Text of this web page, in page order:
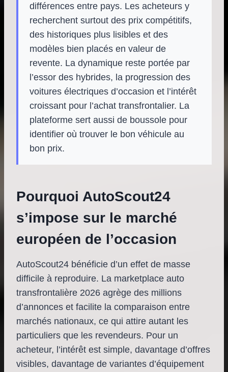
différences entre pays. Les acheteurs y
recherchent surtout des prix compétitifs,
des historiques plus lisibles et des
modèles bien placés en valeur de
revente. La dynamique reste portée par
l’essor des hybrides, la progression des
voitures électriques d’occasion et l’intérêt
croissant pour l’achat transfrontalier. La
plateforme sert aussi de boussole pour
identifier où trouver le bon véhicule au
bon prix.
Pourquoi AutoScout24
s’impose sur le marché
européen de l’occasion
AutoScout24 bénéficie d’un effet de masse
difficile à reproduire. La marketplace auto
transfrontalière 2026 agrège des millions
d’annonces et facilite la comparaison entre
marchés nationaux, ce qui attire autant les
particuliers que les revendeurs. Pour un
acheteur, l’intérêt est simple, davantage d’offres
visibles, davantage de variantes d’équipement